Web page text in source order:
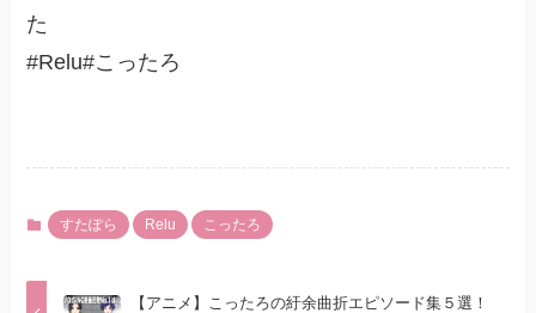
た
#Relu#こったろ
すたぽら Relu こったろ
【アニメ】こったろの紆余曲折エピソード集５選！